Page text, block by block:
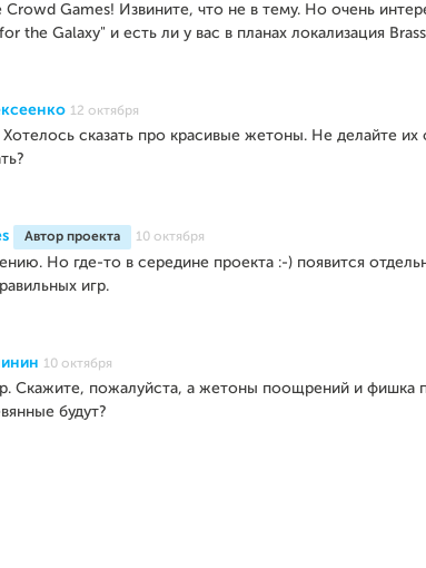
Crowd Games! Извините, что не в тему. Но очень
the Galaxy" и есть ли у вас в планах локализация
12 октября
Хотелось сказать про красивые жетоны. Не делайте
Автор проекта 10 октября
Но где-то в середине проекта :-) появится
игр.
10 октября
Скажите, пожалуйста, а жетоны поощрений и фишка
будут?